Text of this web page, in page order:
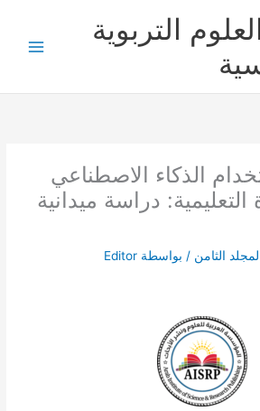
التربوية
الذكاء الاصطناعي
التعليمية: دراسة ميدانية
الثامن / بواسطة Editor